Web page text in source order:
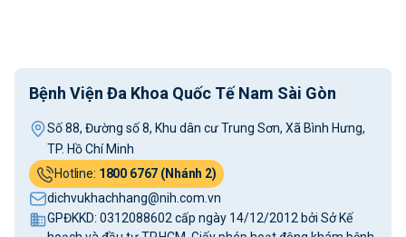
Bệnh Viện Đa Khoa Quốc Tế Nam Sài Gòn
Số 88, Đường số 8, Khu dân cư Trung Sơn, Xã Bình Hưng,
TP. Hồ Chí Minh
Hotline: 1800 6767 (Nhánh 2)
dichvukhachhang@nih.com.vn
GPĐKKD: 0312088602 cấp ngày 14/12/2012 bởi Sở Kế